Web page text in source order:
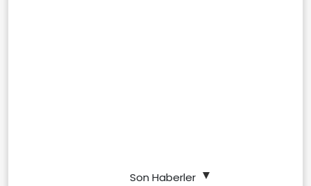
Son Haberler